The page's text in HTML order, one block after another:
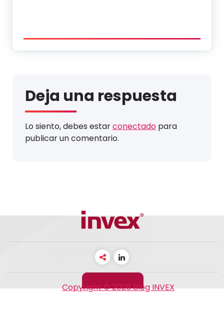
Deja una respuesta
Lo siento, debes estarconectado para
publicar un comentario.
Copyright © 2026 Blog INVEX